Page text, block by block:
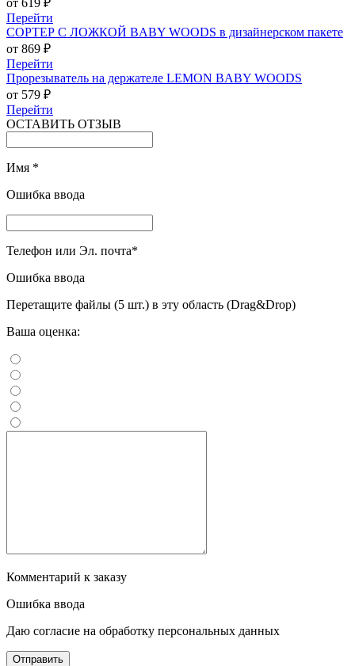
Перейти
СОРТЕР С ЛОЖКОЙ BABY WOODS в дизайнерском пакете
от 869 ₽
Перейти
Прорезыватель на держателе LEMON BABY WOODS
от 579 ₽
Перейти
ОСТАВИТЬ ОТЗЫВ
Имя *
Ошибка ввода
Телефон или Эл. почта*
Ошибка ввода
Перетащите файлы (5 шт.) в эту область (Drag&Drop)
Ваша оценка:
Комментарий к заказу
Ошибка ввода
Даю согласие на обработку персональных данных